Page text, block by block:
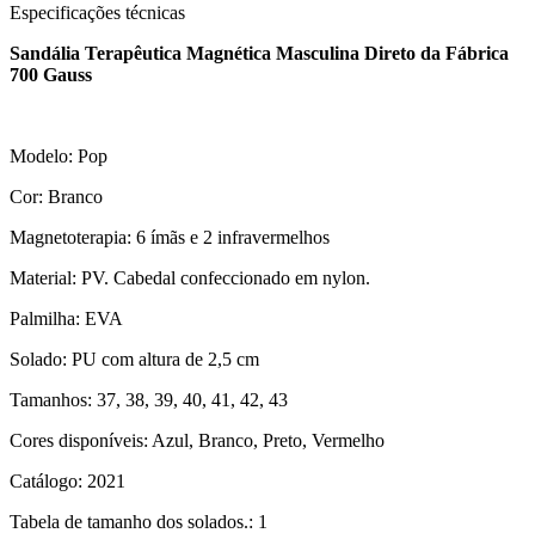
Especificações técnicas
Sandália Terapêutica Magnética Masculina Direto da Fábrica
700 Gauss
Modelo: Pop
Cor: Branco
Magnetoterapia: 6 ímãs e 2 infravermelhos
Material: PV. Cabedal confeccionado em nylon.
Palmilha: EVA
Solado: PU com altura de 2,5 cm
Tamanhos: 37, 38, 39, 40, 41, 42, 43
Cores disponíveis: Azul, Branco, Preto, Vermelho
Catálogo: 2021
Tabela de tamanho dos solados.: 1